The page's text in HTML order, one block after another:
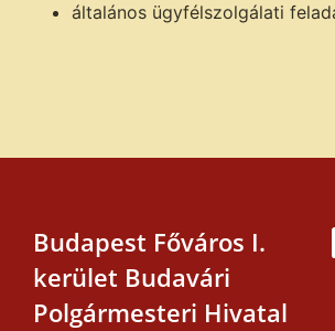
általános ügyfélszolgálati
Budapest Főváros I.
kerület Budavári
Polgármesteri Hivatal